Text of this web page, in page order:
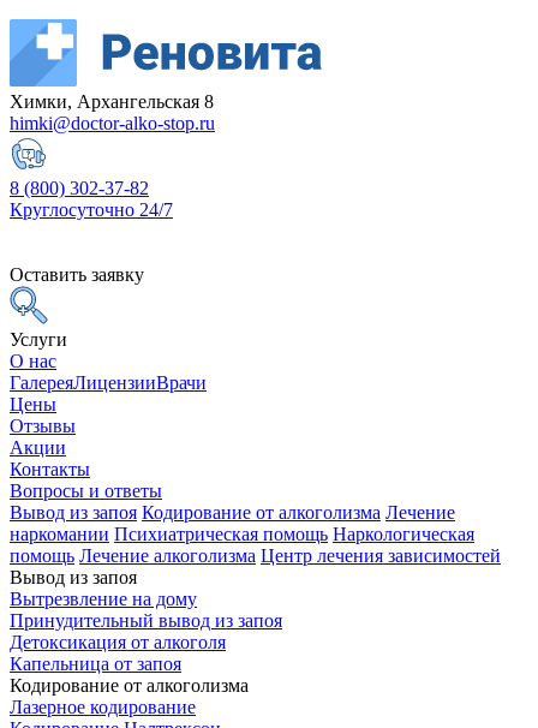
Химки, Архангельская 8
himki@doctor-alko-stop.ru
8 (800) 302-37-82
Круглосуточно 24/7
Оставить заявку
Услуги
О нас
ГалереяЛицензииВрачи
Цены
Отзывы
Акции
Контакты
Вопросы и ответы
Вывод из запоя Кодирование от алкоголизма Лечение
наркомании Психиатрическая помощь Наркологическая
помощь Лечение алкоголизма Центр лечения зависимостей
Вывод из запоя
Вытрезвление на дому
Принудительный вывод из запоя
Детоксикация от алкоголя
Капельница от запоя
Кодирование от алкоголизма
Лазерное кодирование